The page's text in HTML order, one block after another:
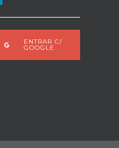
ENTRAR C/
GOOGLE